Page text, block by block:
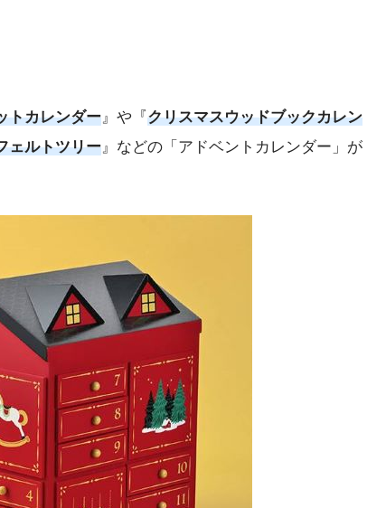
トカレンダー』や『クリスマスウッドブックカレン
ェルトツリー』などの「アドベントカレンダー」が